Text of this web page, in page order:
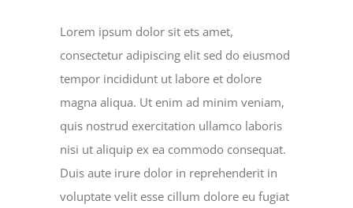
Lorem ipsum dolor sit ets amet,
consectetur adipiscing elit sed do eiusmod
tempor incididunt ut labore et dolore
magna aliqua. Ut enim ad minim veniam,
quis nostrud exercitation ullamco laboris
nisi ut aliquip ex ea commodo consequat.
Duis aute irure dolor in reprehenderit in
voluptate velit esse cillum dolore eu fugiat